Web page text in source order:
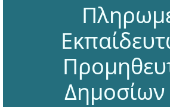
Δημοσίων